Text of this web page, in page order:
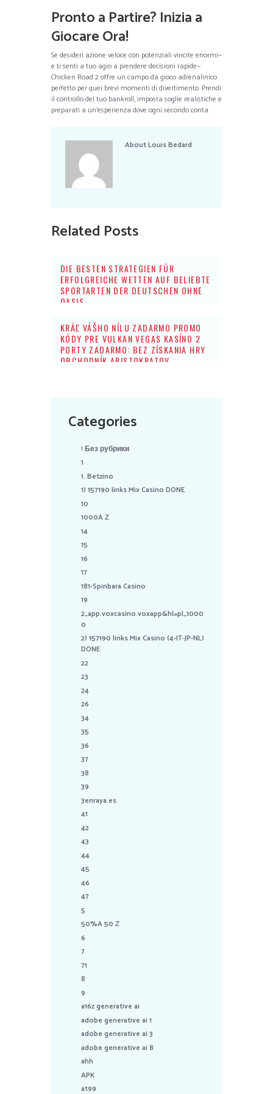
Pronto a Partire? Inizia a
Giocare Ora!
Se desideri azione veloce con potenziali vincite enormi—
e ti senti a tuo agio a prendere decisioni rapide—
Chicken Road 2 offre un campo da gioco adrenalinico
perfetto per quei brevi momenti di divertimento. Prendi
il controllo del tuo bankroll, imposta soglie realistiche e
preparati a un’esperienza dove ogni secondo conta.
AboutLouis Bedard
Related Posts
DIE BESTEN STRATEGIEN FÜR
ERFOLGREICHE WETTEN AUF BELIEBTE
SPORTARTEN DER DEUTSCHEN OHNE
OASIS
KRÁĽ VÁŠHO NÍLU ZADARMO PROMO
KÓDY PRE VULKAN VEGAS KASÍNO 2
PORTY ZADARMO: BEZ ZÍSKANIA HRY
OBCHODNÍK ARISTOKRATOV
Categories
! Без рубрики
1
1. Betzino
1) 157190 links Mix Casino DONE
10
1000A Z
14
15
16
17
181-Spinbara Casino
19
2_app.voxcasino.voxapp&hl=pl_1000
0
2) 157190 links Mix Casino (4-IT-JP-NL)
DONE
22
23
24
26
34
35
36
37
38
39
3enraya.es
41
42
43
44
45
46
47
5
50%A 50 Z
6
7
71
8
9
a16z generative ai
adobe generative ai 1
adobe generative ai 3
adobe generative ai 8
ahh
APK
at99